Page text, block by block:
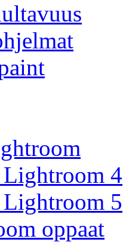
4
5
oppaat